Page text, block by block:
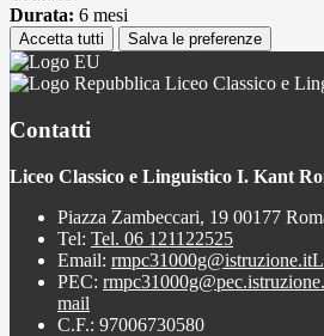
Durata: 6 mesi
Accetta tutti Salva le preferenze
Liceo Classico e
Contatti
Liceo Classico e Linguistico I. Kant
Piazza Zambeccari, 19 00177
Tel: Tel. 06 121122525
Email: rmpc31000g@istruzione.it
PEC:
mail
C.F.: 97006730580